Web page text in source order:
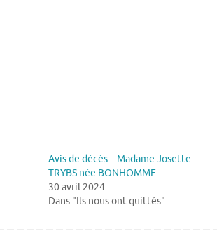
Avis de décès – Madame Josette
TRYBS née BONHOMME
30 avril 2024
Dans "Ils nous ont quittés"